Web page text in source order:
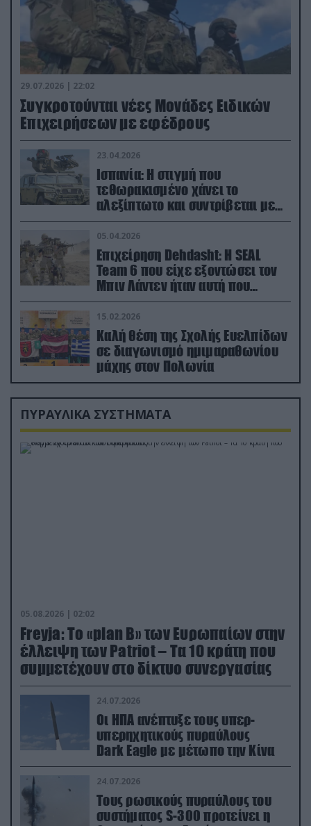
29.07.2026 | 22:02
Συγκροτούνται νέες Μονάδες Ειδικών
Επιχειρήσεων με εφέδρους
23.04.2026
Ισπανία: Η στιγμή που
τεθωρακισμένο χάνει το
αλεξίπτωτο και συντρίβεται με
ορμή στο έδαφος (βίντεο)
05.04.2026
Επιχείρηση Dehdasht: Η SEAL
Team 6 που είχε εξοντώσει τον
Μπιν Λάντεν ήταν αυτή που
διέσωσε τον πιλότο του F-15
15.02.2026
Καλή θέση της Σχολής Ευελπίδων
σε διαγωνισμό ημιμαραθωνίου
μάχης στον Πολωνία
ΠΥΡΑΥΛΙΚΑ ΣΥΣΤΗΜΑΤΑ
05.08.2026 | 02:02
Freyja: Το «plan Β» των Ευρωπαίων στην
έλλειψη των Patriot – Τα 10 κράτη που
συμμετέχουν στο δίκτυο συνεργασίας
24.07.2026
Οι ΗΠΑ ανέπτυξε τους υπερ-
υπερηχητικούς πυραύλους
Dark Eagle με μέτωπο την Κίνα
24.07.2026
Τους ρωσικούς πυραύλους του
συστήματος S-300 προτείνει η